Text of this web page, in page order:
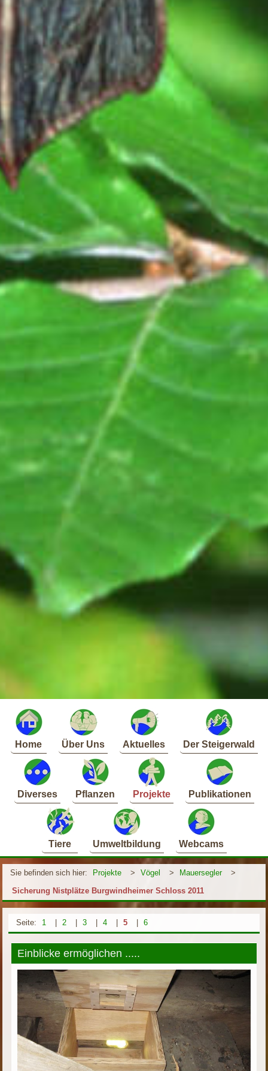
Home Über Uns Aktuelles Der Steigerwald
Diverses Pflanzen Projekte Publikationen
Tiere Umweltbildung Webcams
Sie befinden sich hier: Projekte > Vögel > Mauersegler
>
Sicherung Nistplätze Burgwindheimer Schloss 2011
Seite: 1 2 3 4 5 6
Einblicke ermöglichen .....